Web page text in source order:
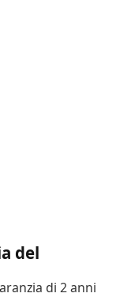
del
di 2 anni